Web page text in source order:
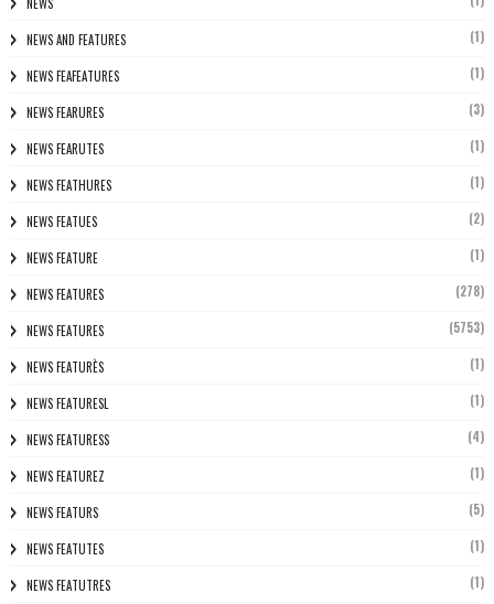
NEWS AND FEATURES (1)
NEWS FEAFEATURES (1)
NEWS FEARURES (3)
NEWS FEARUTES (1)
NEWS FEATHURES (1)
NEWS FEATUES (2)
NEWS FEATURE (1)
NEWS FEATURES (278)
NEWS FEATURES (5753)
NEWS FEATURÈS (1)
NEWS FEATURESL (1)
NEWS FEATURESS (4)
NEWS FEATUREZ (1)
NEWS FEATURS (5)
NEWS FEATUTES (1)
NEWS FEATUTRES (1)